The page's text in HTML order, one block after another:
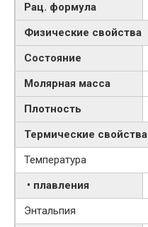
Рац. формула
Физические свойства
Состояние
Молярная масса
Плотность
Термические свойства
Температура
• плавления
Энтальпия